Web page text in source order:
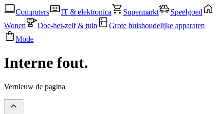
Computers
IT & elektronica Supermarkt
Speelgoed
Wonen
Doe-het-zelf & tuin
Grote huishoudelijke apparaten
Mode
Interne fout.
Vernieuw de pagina